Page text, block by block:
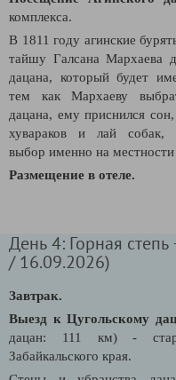
комплекса.
В 1811 году агинские
тайшу Галсана Мархаева
дацана, который будет
тем как Мархаеву
дацана, ему приснился
хувараков и лай собак,
выбор именно на местности
Размещение в отеле.
День 4: Горная
/ 16.09.2026)
Завтрак.
Выезд к Цугольскому
дацан: 111 км) -
Забайкальского края.